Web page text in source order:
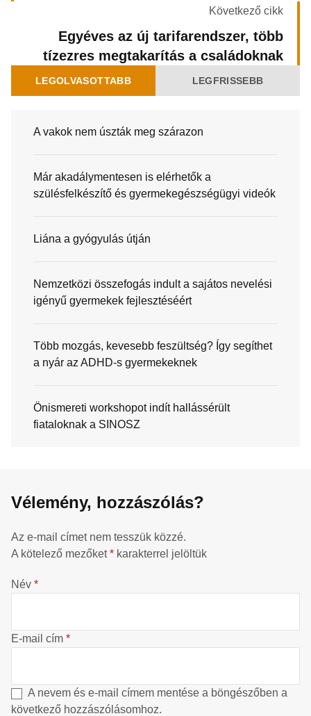
Következő cikk
Egyéves az új tarifarendszer, több
tízezres megtakarítás a családoknak
LEGOLVASOTTABB LEGFRISSEBB
A vakok nem úszták meg szárazon
Már akadálymentesen is elérhetők a
szülésfelkészítő és gyermekegészségügyi videók
Liána a gyógyulás útján
Nemzetközi összefogás indult a sajátos nevelési
igényű gyermekek fejlesztéséért
Több mozgás, kevesebb feszültség? Így segíthet
a nyár az ADHD-s gyermekeknek
Önismereti workshopot indít hallássérült
fiataloknak a SINOSZ
Vélemény, hozzászólás?
Az e-mail címet nem tesszük közzé.
A kötelező mezőket* karakterrel jelöltük
Név *
E-mail cím *
A nevem és e-mail címem mentése a böngészőben a
következő hozzászólásomhoz.